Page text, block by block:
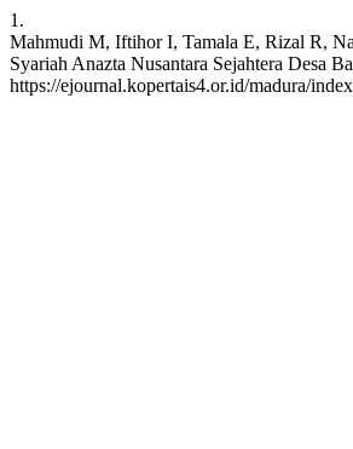
1.
Mahmudi M, Iftihor I, Tamala E, Rizal
Syariah Anazta Nusantara Sejahtera Desa
https://ejournal.kopertais4.or.id/madura/